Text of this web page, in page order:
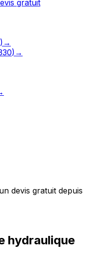
gratuit
) →
) →
devis gratuit depuis
hydraulique